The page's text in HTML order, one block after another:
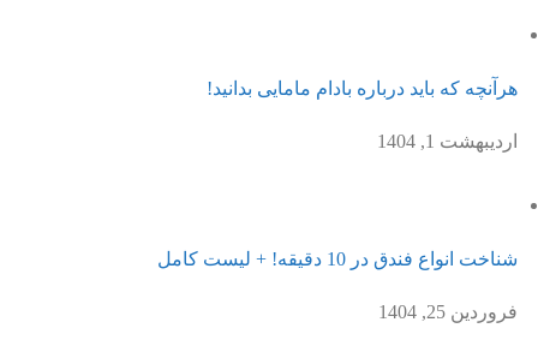
هرآنچه که باید درباره بادام مامایی بدانید!
اردیبهشت 1, 1404
شناخت انواع فندق در 10 دقیقه! + لیست کامل
فروردین 25, 1404